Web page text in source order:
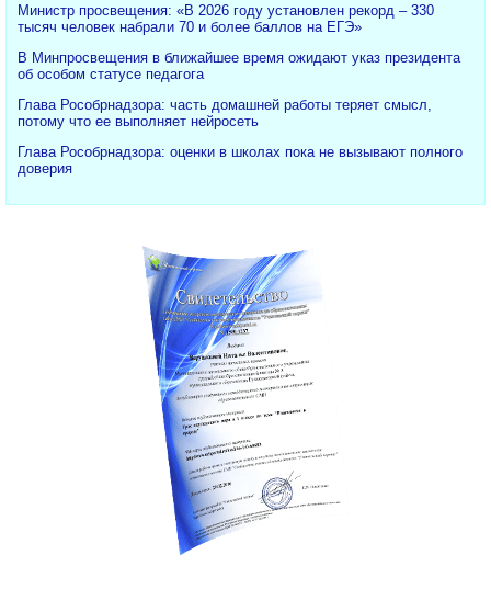
Министр просвещения: «В 2026 году установлен рекорд – 330
тысяч человек набрали 70 и более баллов на ЕГЭ»
В Минпросвещения в ближайшее время ожидают указ президента
об особом статусе педагога
Глава Рособрнадзора: часть домашней работы теряет смысл,
потому что ее выполняет нейросеть
Глава Рособрнадзора: оценки в школах пока не вызывают полного
доверия